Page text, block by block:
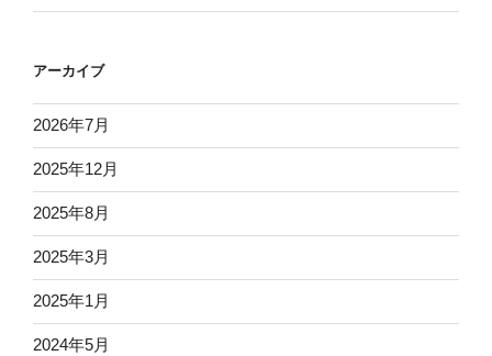
アーカイブ
2026年7月
2025年12月
2025年8月
2025年3月
2025年1月
2024年5月